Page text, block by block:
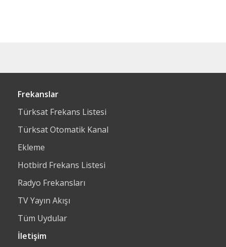
Frekanslar
Türksat Frekans Listesi
Türksat Otomatik Kanal
Ekleme
Hotbird Frekans Listesi
Radyo Frekansları
TV Yayın Akışı
Tüm Uydular
İletişim